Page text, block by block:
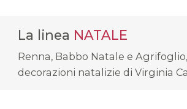
La linea NATALE
Renna, Babbo Natale e
decorazioni natalizie di Virginia